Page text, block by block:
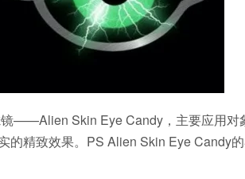
——Alien Skin Eye Candy，主要应用对
的精致效果。PS Alien Skin Eye Candy